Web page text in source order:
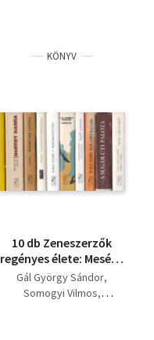
KÖNYV
10 db Zeneszerzők
regényes élete: Mesél a
Bécsi erdő; A sugár úti
palota; Bergamói
Gál György Sándor
Somogyi Vilmos